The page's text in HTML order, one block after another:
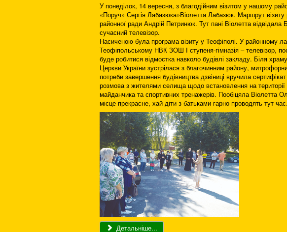
У понеділок, 14 вересня, з благодійним візитом у нашому
«Поруч» Сергія Лабазюка»Віолетта Лабазюк. Маршрут візиту
районної ради Андрій Петринюк. Тут пані Віолетта відвідала
сучасний телевізор.
Насиченою була програма візиту у Теофіполі. У районному
Теофіпольському НВК ЗОШ І ступеня-гімназія – телевізор,
буде робитися відмостка навколо будівлі закладу. Біля
Церкви України зустрілася з благочинним району,
потреби завершення будівництва дзвіниці вручила
розмова з жителями селища щодо встановлення на території
майданчика та спортивних тренажерів. Пообіцяла Віолетта
місце прекрасне, хай діти з батьками гарно проводять тут час.
Детальніше...